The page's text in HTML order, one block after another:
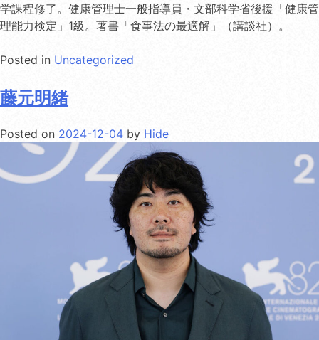
学課程修了。健康管理士一般指導員・文部科学省後援「健康管
理能力検定」1級。著書「食事法の最適解」（講談社）。
Posted in Uncategorized
藤元明緒
Posted on 2024-12-04 by Hide